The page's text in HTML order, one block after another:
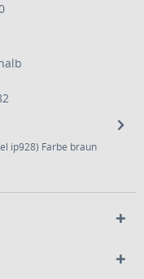
ip928) Farbe braun